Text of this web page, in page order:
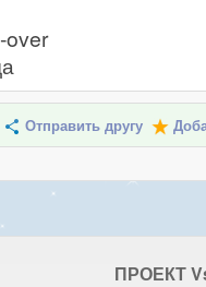
over
Отправить другу
ПРОЕКТ V